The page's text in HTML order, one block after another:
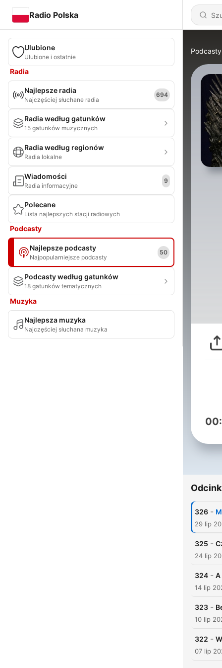
Radio Polska
Ulubione
Ulubione i ostatnie
Radia
Najlepsze radia
Najczęściej słuchane radia
694
Radia według gatunków
15 gatunków muzycznych
Radia według regionów
Radia lokalne
Wiadomości
Radia informacyjne
9
Polecane
Lista najlepszych stacji radiowych
Podcasty
Najlepsze podcasty
Najpopularniejsze podcasty
50
Podcasty według gatunków
18 gatunków tematycznych
Muzyka
Najlepsza muzyka
Najczęściej słuchana muzyka
Podcasty
326 -
29 lip
325 -
24 lip
324 - A
14 lip
323 -
10 lip
322 -
07 lip